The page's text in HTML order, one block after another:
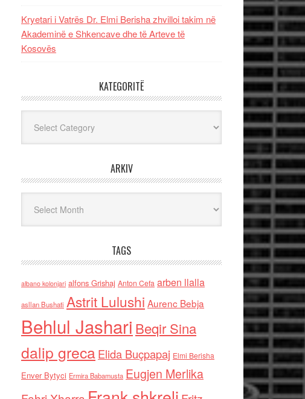
Kryetari i Vatrës Dr. Elmi Berisha zhvilloi takim në
Akademinë e Shkencave dhe të Arteve të
Kosovës
KATEGORITË
ARKIV
TAGS
albano kolonjari alfons Grishaj Anton Cefa arben llalla
asllan Bushati Astrit Lulushi Aurenc Bebja
Behlul Jashari Beqir Sina
dalip grecaElida Buçpapaj Elmi Berisha
Enver Bytyci Ermira Babamusta Eugjen Merlika